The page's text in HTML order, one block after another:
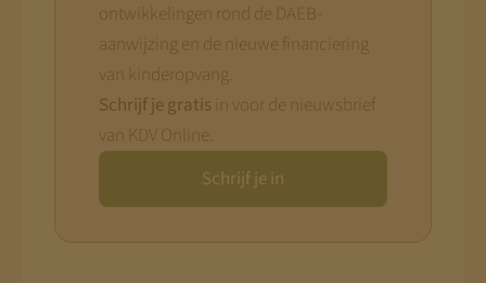
ontwikkelingen rond de DAEB-
aanwijzing en de nieuwe financiering
van kinderopvang.
Schrijf je gratis in voor de nieuwsbrief
van KDV Online.
Schrijf je in